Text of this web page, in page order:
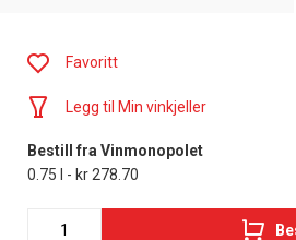
Favoritt
Legg til Min vinkjeller
Bestill fra Vinmonopolet
0.75 l - kr 278.70